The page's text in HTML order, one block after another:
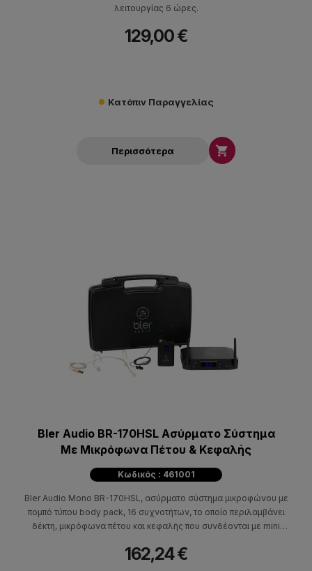
λειτουργίας 6 ώρες.
129,00 €
Κατόπιν Παραγγελίας
Περισσότερα 
Bler Audio BR-170HSL Ασύρματο Σύστημα
Με Μικρόφωνα Πέτου & Κεφαλής
Κωδικός : 461001
Bler Audio Mono BR-170HSL, ασύρματο σύστημα μικροφώνου με
πομπό τύπου body pack, 16 συχνοτήτων, το οποίο περιλαμβάνει
δέκτη, μικρόφωνα πέτου και κεφαλής που συνδέονται με mini
162,24 €